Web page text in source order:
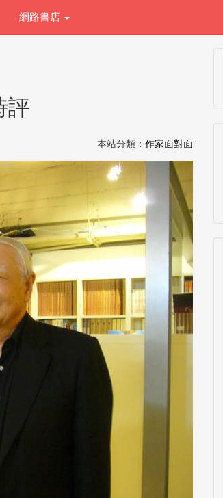
網路書店
評
本站分類： 作家面對面